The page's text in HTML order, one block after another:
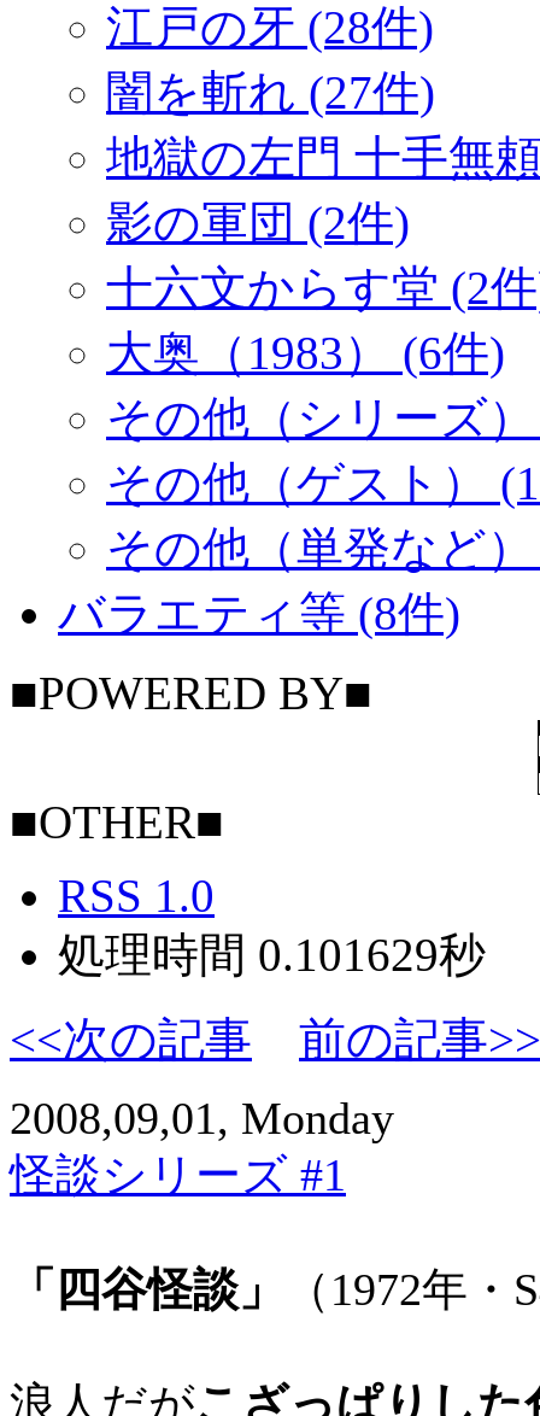
江戸の牙 (28件)
闇を斬れ (27件)
地獄の左門 十手無
影の軍団 (2件)
十六文からす堂 (2
大奥（1983） (6件)
その他（シリーズ
その他（ゲスト）
その他（単発など
バラエティ等 (8件)
■POWERED BY■
■OTHER■
RSS 1.0
処理時間 0.101629秒
<<次の記事
前の記事>>
2008,09,01, Monday
怪談シリーズ #1
「四谷怪談」 （1972年
浪人だがこざっぱりした